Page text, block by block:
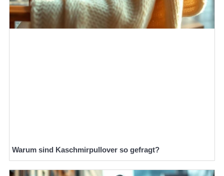
Warum sind Kaschmirpullover so gefragt?